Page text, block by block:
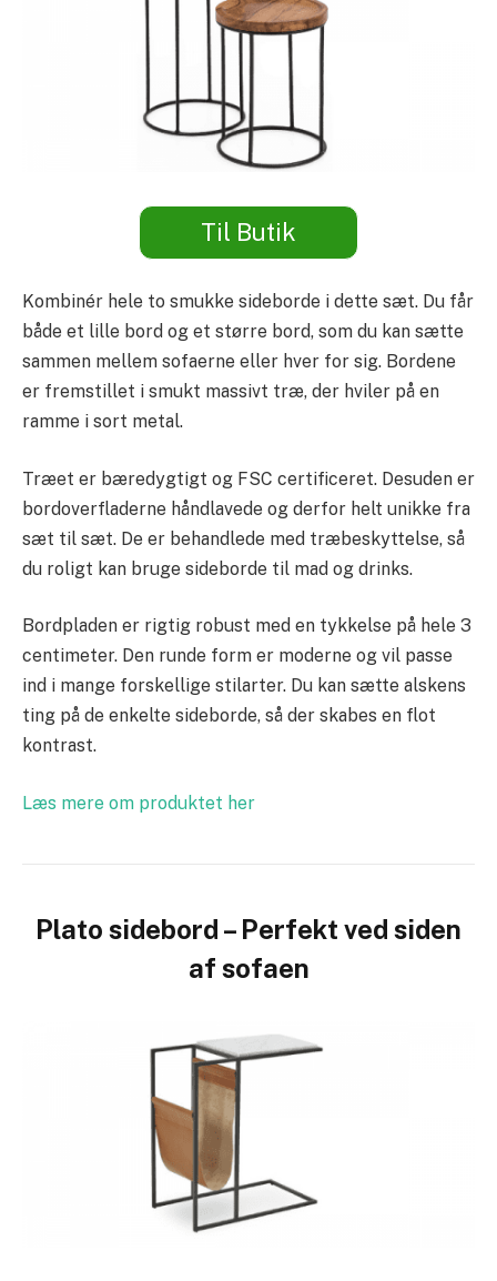
Til Butik
Kombinér hele to smukke sideborde i dette sæt. Du får
både et lille bord og et større bord, som du kan sætte
sammen mellem sofaerne eller hver for sig. Bordene
er fremstillet i smukt massivt træ, der hviler på en
ramme i sort metal.
Træet er bæredygtigt og FSC certificeret. Desuden er
bordoverfladerne håndlavede og derfor helt unikke fra
sæt til sæt. De er behandlede med træbeskyttelse, så
du roligt kan bruge sideborde til mad og drinks.
Bordpladen er rigtig robust med en tykkelse på hele 3
centimeter. Den runde form er moderne og vil passe
ind i mange forskellige stilarter. Du kan sætte alskens
ting på de enkelte sideborde, så der skabes en flot
kontrast.
Læs mere om produktet her
Plato sidebord – Perfekt ved siden
af sofaen